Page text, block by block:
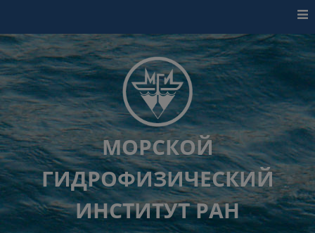
МОРСКОЙ
ГИДРОФИЗИЧЕСКИЙ
ИНСТИТУТ РАН